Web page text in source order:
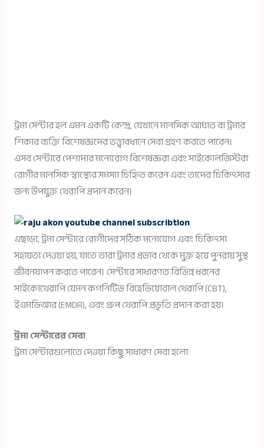
ট্রমা সেন্টার হল এমন একটি কেন্দ্র, যেখানে মানসিক আঘাত বা ট্রমার
শিকার ব্যক্তি বিশেষজ্ঞদের তত্ত্বাবধানে সেবা গ্রহণ করতে পারেন।
এসব সেন্টারে পেশাদার মনোরোগ বিশেষজ্ঞরা এবং সাইকোলজিস্টরা
রোগীর মানসিক স্বাস্থ্যের সমস্যা চিহ্নিত করেন এবং তাদের চিকিৎসার
জন্য উপযুক্ত থেরাপি প্রদান করেন।
এছাড়া, ট্রমা সেন্টারে রোগীদের সঠিক মনোযোগ এবং চিকিৎসা
সহায়তা দেওয়া হয়, যাতে তারা ট্রমার প্রভাব থেকে মুক্ত হয়ে পুনরায় সুস্থ
জীবনযাপন করতে পারেন। সেন্টারে সাধারণত বিভিন্ন ধরনের
সাইকোথেরাপি যেমন কগনিটিভ বিহেভিয়োরাল থেরাপি (CBT),
ইএমডিআর (EMDR), এবং গ্রুপ থেরাপি প্রভৃতি প্রদান করা হয়।
ট্রমা সেন্টারের সেবা
ট্রমা সেন্টারগুলোতে দেওয়া কিছু সাধারণ সেবা হলো: